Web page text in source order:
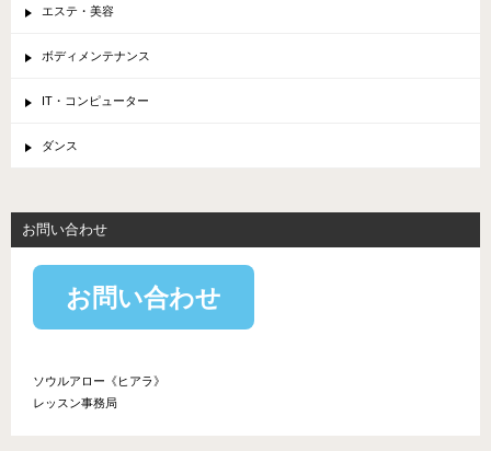
エステ・美容
ボディメンテナンス
IT・コンピューター
ダンス
お問い合わせ
お問い合わせ
ソウルアロー《ヒアラ》
レッスン事務局